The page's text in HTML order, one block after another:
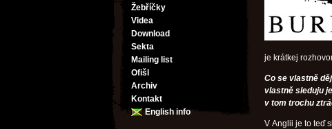
Žebříčky
Videa
Download
Sekta
Mailing list
Ofišl
Archiv
Kontakt
English info
je krátkej
Co se vlastně
vlastně sleduju
v tom trochu
V Anglii je to teď